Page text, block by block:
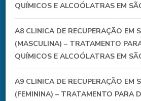
QUÍMICOS E ALCOÓLATRAS EM
A8 CLINICA DE RECUPERAÇÃO EM
(MASCULINA) – TRATAMENTO
QUÍMICOS E ALCOÓLATRAS EM
A9 CLINICA DE RECUPERAÇÃO EM
(FEMININA) – TRATAMENTO PARA